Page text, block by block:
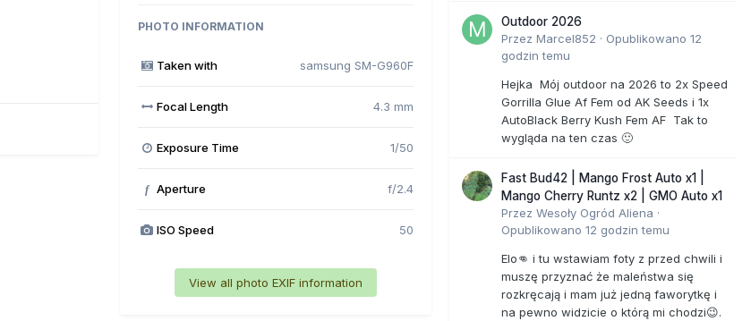
PHOTO INFORMATION
Taken with samsung SM-G960F
Focal Length 4.3 mm
Exposure Time 1/50
f Aperture f/2.4
ISO Speed 50
View all photo EXIF information
Outdoor 2026
Przez Marcel852 · Opublikowano 12
godzin temu
Hejka Mój outdoor na 2026 to 2x Speed
Gorrilla Glue Af Fem od AK Seeds i 1x
AutoBlack Berry Kush Fem AF Tak to
wygląda na ten czas 🙂
Fast Bud42 | Mango Frost Auto x1 |
Mango Cherry Runtz x2 | GMO Auto x1
Przez Wesoły Ogród Aliena ·
Opublikowano 12 godzin temu
Elo👊 i tu wstawiam foty z przed chwili i
muszę przyznać że maleństwa się
rozkręcają i mam już jedną faworytkę i
na pewno widzicie o którą mi chodzi😉.